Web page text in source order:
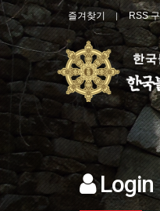
즐겨찾기 RSS
Login